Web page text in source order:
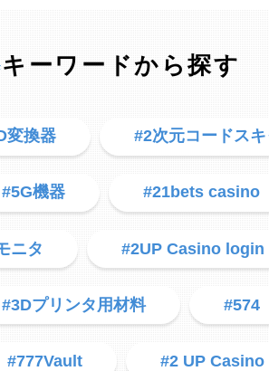
キーワードから探す
変換器 #2次元コードス
#5G機器 #21bets casino
ニタ #2UP Casino login
#3Dプリンタ用材料 #574
#777Vault #2 UP Casino